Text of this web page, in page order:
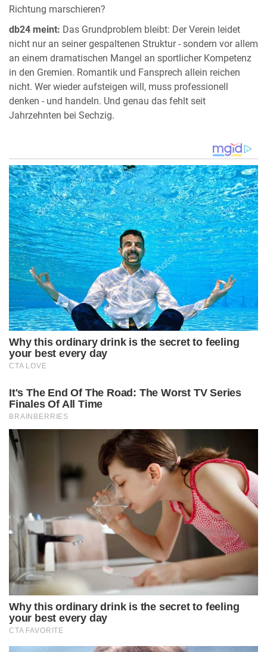
Richtung marschieren?
db24 meint: Das Grundproblem bleibt: Der Verein leidet
nicht nur an seiner gespaltenen Struktur - sondern vor allem
an einem dramatischen Mangel an sportlicher Kompetenz
in den Gremien. Romantik und Fansprech allein reichen
nicht. Wer wieder aufsteigen will, muss professionell
denken - und handeln. Und genau das fehlt seit
Jahrzehnten bei Sechzig.